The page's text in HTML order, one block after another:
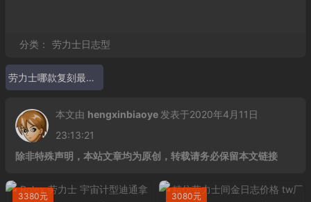
分类： 劳力士日志型
劳力士哪款复刻最好 GM劳力士日志系列
本文由 hengxinbiaoye 发表于2020年4月11日
23:13:21
除非特殊声明，本站文章均为原创，转载请务必保留本文链接
3380元 3080元